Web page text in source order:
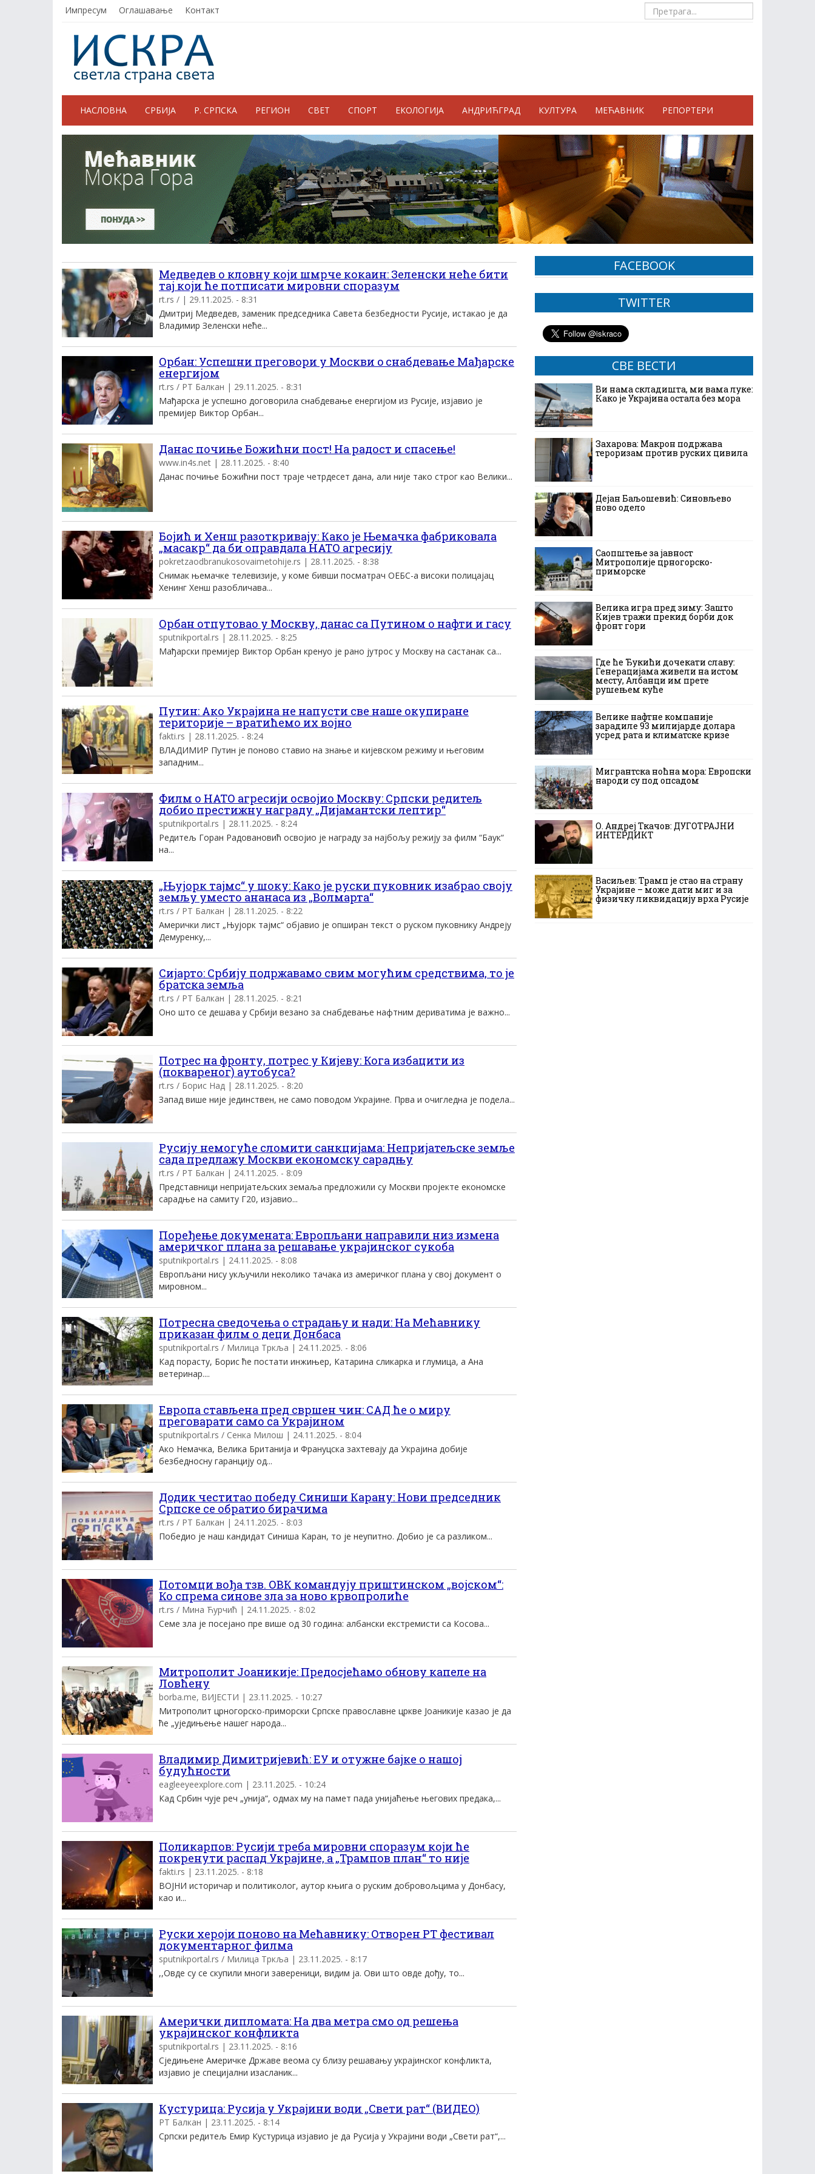
Импресум Оглашавање Контакт
НАСЛОВНА СРБИЈА Р. СРПСКА РЕГИОН СВЕТ СПОРТ ЕКОЛОГИЈА АНДРИЋГРАД КУЛТУРА МЕЋАВНИК РЕПОРТЕРИ
Медведев о кловну који шмрче кокаин: Зеленски неће бити
тај који ће потписати мировни споразум
rt.rs / | 29.11.2025. - 8:31
Дмитриј Медведев, заменик председника Савета безбедности Русије, истакао је да
Владимир Зеленски неће...
Орбан: Успешни преговори у Москви o снабдевање Мађарскe
енергијом
rt.rs / РТ Балкан | 29.11.2025. - 8:31
Мађарска је успешно договорила снабдевање енергијом из Русије, изјавио је
премијер Виктор Орбан...
Данас почиње Божићни пост! На радост и спасење!
www.in4s.net | 28.11.2025. - 8:40
Данас почиње Божићни пост траје четрдесет дана, али није тако строг као Велики...
Бојић и Хенш разоткривају: Како је Њемачка фабриковала
„масакр“ да би оправдала НАТО агресију
pokretzaodbranukosovaimetohije.rs | 28.11.2025. - 8:38
Снимак њемачке телевизије, у коме бивши посматрач ОЕБС-а високи полицајац
Хенинг Хенш разобличава...
Орбан отпутовао у Москву, данас са Путином о нафти и гасу
sputnikportal.rs | 28.11.2025. - 8:25
Мађарски премијер Виктор Орбан кренуо је рано јутрос у Москву на састанак са...
Путин: Ако Украјина не напусти све наше окупиране
територије – вратићемо их војно
fakti.rs | 28.11.2025. - 8:24
ВЛАДИМИР Путин је поново ставио на знање и кијевском режиму и његовим
западним...
Филм о НАТО агресији освојио Москву: Српски редитељ
добио престижну награду „Дијамантски лептир“
sputnikportal.rs | 28.11.2025. - 8:24
Редитељ Горан Радовановић освојио је награду за најбољу режију за филм “Баук“
на...
„Њујорк тајмс“ у шоку: Како је руски пуковник изабрао своју
земљу уместо ананаса из „Волмарта“
rt.rs / РТ Балкан | 28.11.2025. - 8:22
Амерички лист „Њујорк тајмс“ објавио је опширан текст о руском пуковнику Андреју
Демуренку,...
Сијарто: Србију подржавамо свим могућим средствима, то је
братска земља
rt.rs / РТ Балкан | 28.11.2025. - 8:21
Оно што се дешава у Србији везано за снабдевање нафтним дериватима је важно...
Потрес на фронту, потрес у Кијеву: Кога избацити из
(поквареног) аутобуса?
rt.rs / Борис Над | 28.11.2025. - 8:20
Запад више није јединствен, не само поводом Украјине. Прва и очигледна је подела...
Русију немогуће сломити санкцијама: Непријатељске земље
сада предлажу Москви економску сарадњу
rt.rs / РТ Балкан | 24.11.2025. - 8:09
Представници непријатељских земаља предложили су Москви пројекте економске
сарадње на самиту Г20, изјавио...
Поређење докумената: Европљани направили низ измена
америчког плана за решавање украјинског сукоба
sputnikportal.rs | 24.11.2025. - 8:08
Европљани нису укључили неколико тачака из америчког плана у свој документ о
мировном...
Потресна сведочења о страдању и нади: На Мећавнику
приказан филм о деци Донбаса
sputnikportal.rs / Милица Тркља | 24.11.2025. - 8:06
Кад порасту, Борис ће постати инжињер, Катарина сликарка и глумица, а Ана
ветеринар....
Европа стављена пред свршен чин: САД ће о миру
преговарати само са Украјином
sputnikportal.rs / Сенка Милош | 24.11.2025. - 8:04
Ако Немачка, Велика Британија и Франуцска захтевају да Украјина добије
безбедносну гаранцију од...
Додик честитао победу Синиши Карану: Нови председник
Српске се обратио бирачима
rt.rs / РТ Балкан | 24.11.2025. - 8:03
Победио је наш кандидат Синиша Каран, то је неупитно. Добио је са разликом...
Потомци вођа тзв. ОВК командују приштинском „војском“:
Ко спрема синове зла за ново крвопролиће
rt.rs / Мина Ћурчић | 24.11.2025. - 8:02
Семе зла је посејано пре више од 30 година: албански екстремисти са Косова...
Митрополит Јоаникије: Предосјећамо обнову капеле на
Ловћену
borba.me, ВИЈЕСТИ | 23.11.2025. - 10:27
Митрополит црногорско-приморски Српске православне цркве Јоаникије казао је да
ће „уједињење нашег народа...
Владимир Димитријевић: ЕУ и отужне бајке о нашој
будућности
eagleeyeexplore.com | 23.11.2025. - 10:24
Кад Србин чује реч „унија“, одмах му на памет пада унијаћење његових предака,...
Поликарпов: Русији треба мировни споразум који ће
покренути распад Украјине, а „Трампов план“ то није
fakti.rs | 23.11.2025. - 8:18
ВОЈНИ историчар и политиколог, аутор књига о руским добровољцима у Донбасу,
као и...
Руски хероји поново на Мећавнику: Отворен РТ фестивал
документарног филма
sputnikportal.rs / Милица Тркља | 23.11.2025. - 8:17
,,Овде су се скупили многи завереници, видим ја. Ови што овде дођу, то...
Амерички дипломата: На два метра смо од решења
украјинског конфликта
sputnikportal.rs | 23.11.2025. - 8:16
Сједињене Америчке Државе веома су близу решавању украјинског конфликта,
изјавио је специјални изасланик...
Кустурица: Русија у Украјини води „Свети рат“ (ВИДЕО)
РТ Балкан | 23.11.2025. - 8:14
Српски редитељ Емир Кустурица изјавио је да Русија у Украјини води „Свети рат“,...
FACEBOOK
TWITTER
СВЕ ВЕСТИ
Ви нама складишта, ми вама луке:
Како је Украјина остала без мора
Захарова: Макрон подржава
тероризам против руских цивила
Дејан Баљошевић: Синовљево
ново одело
Саопштење за јавност
Митрополије црногорско-
приморске
Велика игра пред зиму: Зашто
Кијев тражи прекид борби док
фронт гори
Где ће Ђукићи дочекати славу:
Генерацијама живели на истом
месту, Албанци им прете
рушењем куће
Велике нафтне компаније
зарадиле 93 милијарде долара
усред рата и климатске кризе
Мигрантска ноћна мора: Европски
народи су под опсадом
О. Андреј Ткачов: ДУГОТРАЈНИ
ИНТЕРДИКТ
Васиљев: Трамп је стао на страну
Украјине – може дати миг и за
физичку ликвидацију врха Русије